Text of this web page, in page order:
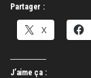
Partager :
X
J’aime ça :